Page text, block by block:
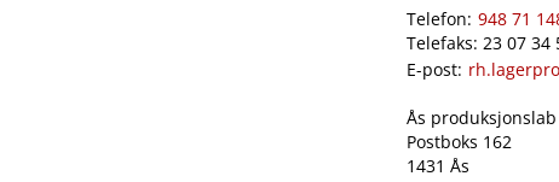
Telefon: 948 71
Telefaks: 23 07 34
E-post:
Ås
Postboks 162
1431 Ås